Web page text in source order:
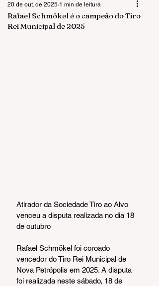
Rafael Schmökel é o campeão do Tiro
Rei Municipal de 2025
20 de out. de 2025 1 min de leitura
Atirador da Sociedade Tiro ao Alvo
venceu a disputa realizada no dia 18
de outubro
Rafael Schmökel foi coroado
vencedor do Tiro Rei Municipal de
Nova Petrópolis em 2025. A disputa
foi realizada neste sábado, 18 de